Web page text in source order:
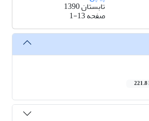
تابستان 1390
صفحه1-13